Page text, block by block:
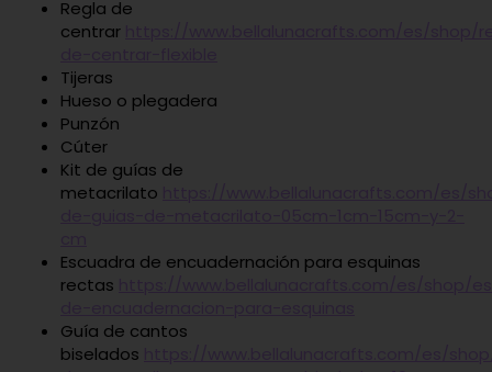
Regla de
centrar
Tijeras
Hueso o plegadera
Punzón
Cúter
Kit de guías de
metacrilato
Escuadra de encuadernación para esquinas
rectas
Guía de cantos
biselados